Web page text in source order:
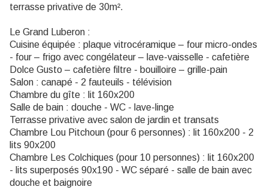
terrasse privative de 30m².
Le Grand Luberon :
Cuisine équipée : plaque vitrocéramique – four micro-ondes
- four – frigo avec congélateur – lave-vaisselle - cafetière
Dolce Gusto – cafetière filtre - bouilloire – grille-pain
Salon : canapé - 2 fauteuils - télévision
Chambre du gîte : lit 160x200
Salle de bain : douche - WC - lave-linge
Terrasse privative avec salon de jardin et transats
Chambre Lou Pitchoun (pour 6 personnes) : lit 160x200 - 2
lits 90x200
Chambre Les Colchiques (pour 10 personnes) : lit 160x200
- lits superposés 90x190 - WC séparé - salle de bain avec
douche et baignoire